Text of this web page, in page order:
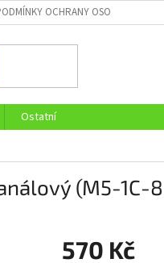
OCHRANY OSOBNÍCH ÚDAJŮ
Ostatní
(M5-1C-
570 Kč